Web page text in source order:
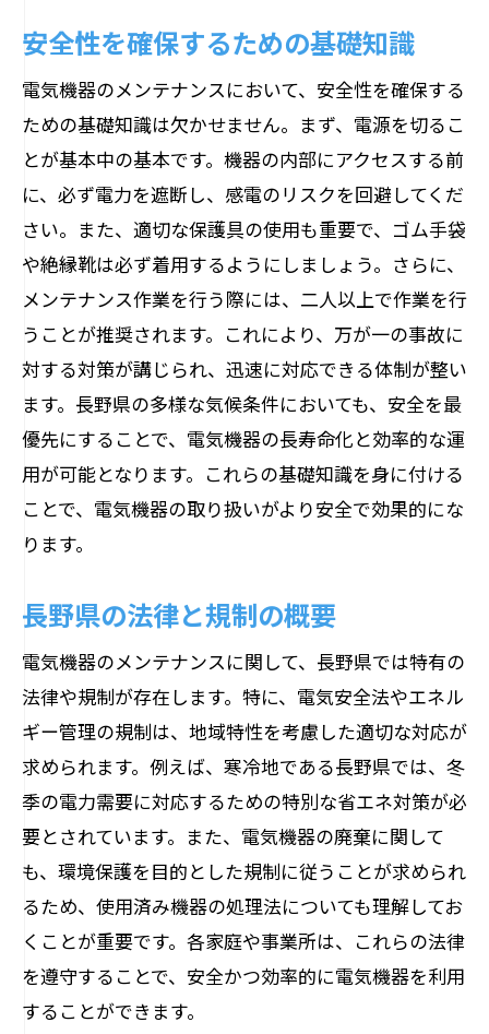
地域特性を活かしたメンテナンス
地元で利用可能なリソース活用法
長野県の特性に合わせた保守方法
地元のプロフェッショナルから学ぶ
長野県独自のメンテナンス戦略
地域に密着したメンテナンスのポイント
電気機器を長持ちさせるための定期的なメン
テナンスの重要性
定期メンテナンスのメリット
長寿命化のための計画的ケア
定期的な点検の流れと注意点
メンテナンスの頻度とその根拠
将来的な故障を予防するには
安全性を確保するための基礎知識
電気機器のメンテナンスにおいて、安全性を確保する
ための基礎知識は欠かせません。まず、電源を切るこ
とが基本中の基本です。機器の内部にアクセスする前
に、必ず電力を遮断し、感電のリスクを回避してくだ
さい。また、適切な保護具の使用も重要で、ゴム手袋
や絶縁靴は必ず着用するようにしましょう。さらに、
メンテナンス作業を行う際には、二人以上で作業を行
うことが推奨されます。これにより、万が一の事故に
対する対策が講じられ、迅速に対応できる体制が整い
ます。長野県の多様な気候条件においても、安全を最
優先にすることで、電気機器の長寿命化と効率的な運
用が可能となります。これらの基礎知識を身に付ける
ことで、電気機器の取り扱いがより安全で効果的にな
ります。
長野県の法律と規制の概要
電気機器のメンテナンスに関して、長野県では特有の
法律や規制が存在します。特に、電気安全法やエネル
ギー管理の規制は、地域特性を考慮した適切な対応が
求められます。例えば、寒冷地である長野県では、冬
季の電力需要に対応するための特別な省エネ対策が必
要とされています。また、電気機器の廃棄に関して
も、環境保護を目的とした規制に従うことが求められ
るため、使用済み機器の処理法についても理解してお
くことが重要です。各家庭や事業所は、これらの法律
を遵守することで、安全かつ効率的に電気機器を利用
することができます。